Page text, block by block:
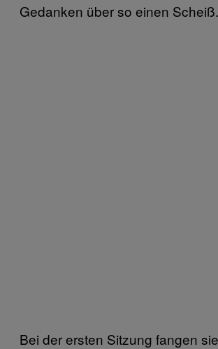
Gedanken über so einen Scheiß.
Bei der ersten Sitzung fangen